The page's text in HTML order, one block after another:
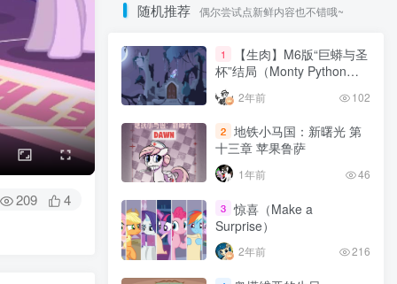
209 4
随机推荐 偶尔尝试点新鲜内容也不错哦~
1
【生肉】M6版“巨蟒与圣
杯”结局（Monty Python
and the Elements of
Harmony ）
2年前 102
2 地铁小马国：新曙光 第
十三章 苹果鲁萨
1年前 46
3 惊喜（Make a
Surprise）
2年前 216